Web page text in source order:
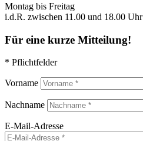
Montag bis Freitag
i.d.R. zwischen 11.00 und 18.00 Uhr
Für eine kurze Mitteilung!
* Pflichtfelder
Vorname
Nachname
E-Mail-Adresse